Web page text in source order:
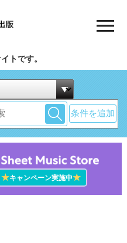
トです。
条件を追加
★キャンペーン実施中★